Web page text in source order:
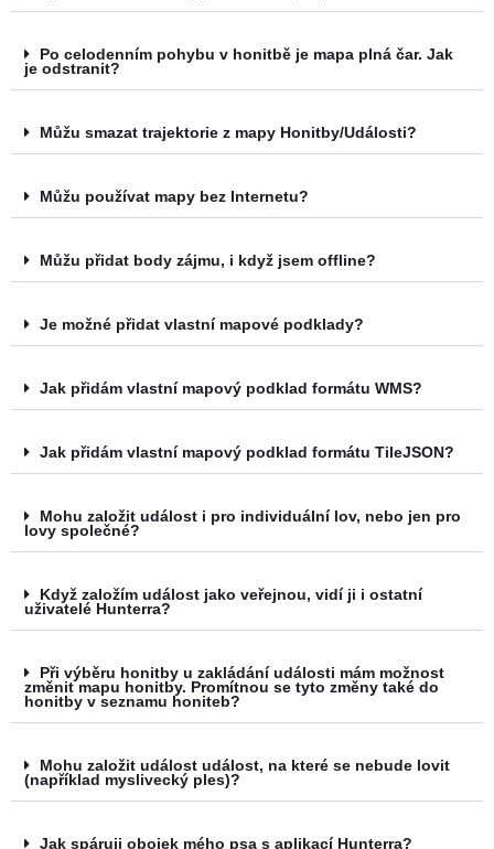
Po celodenním pohybu v honitbě je mapa plná čar. Jak
je odstranit?
Můžu smazat trajektorie z mapy Honitby/Události?
Můžu používat mapy bez Internetu?
Můžu přidat body zájmu, i když jsem offline?
Je možné přidat vlastní mapové podklady?
Jak přidám vlastní mapový podklad formátu WMS?
Jak přidám vlastní mapový podklad formátu TileJSON?
Mohu založit událost i pro individuální lov, nebo jen pro
lovy společné?
Když založím událost jako veřejnou, vidí ji i ostatní
uživatelé Hunterra?
Při výběru honitby u zakládání události mám možnost
změnit mapu honitby. Promítnou se tyto změny také do
honitby v seznamu honiteb?
Mohu založit událost událost, na které se nebude lovit
(například myslivecký ples)?
Jak spáruji obojek mého psa s aplikací Hunterra?